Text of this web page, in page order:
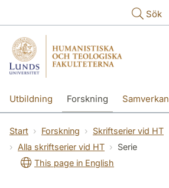
Sök
Utbildning Forskning Samverkan
Start Forskning
Skriftserier vid HT
Alla skriftserier vid HT
Serie
This page in English